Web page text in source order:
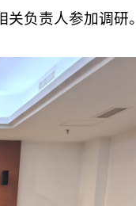
负责人参加调研。